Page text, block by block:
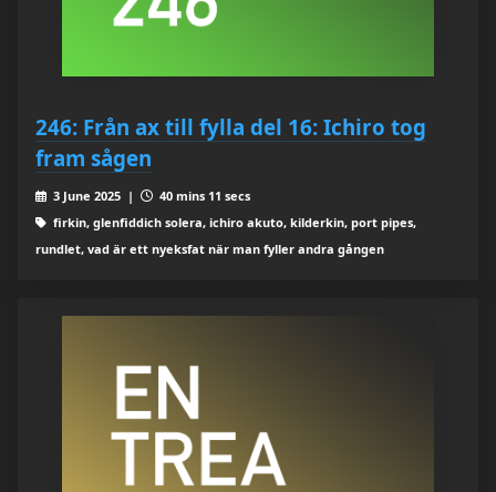
246: Från ax till fylla del 16: Ichiro tog
fram sågen
3 June 2025 |
40 mins 11 secs
firkin, glenfiddich solera, ichiro akuto, kilderkin, port pipes,
rundlet, vad är ett nyeksfat när man fyller andra gången